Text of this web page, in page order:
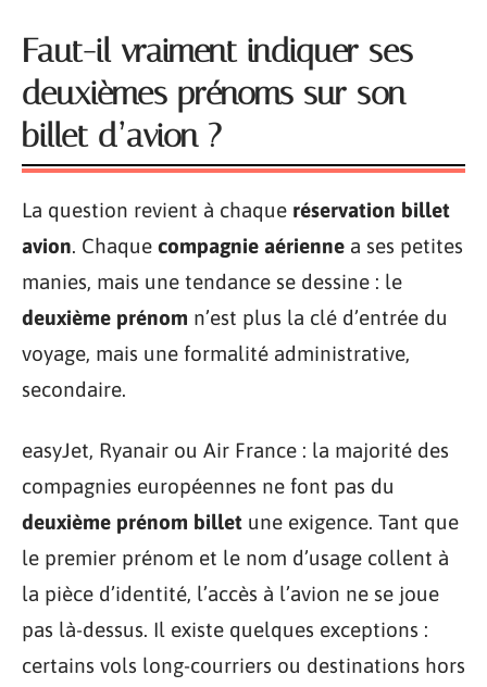
Faut-il vraiment indiquer ses
deuxièmes prénoms sur son
billet d’avion ?
La question revient à chaque réservation billet
avion. Chaque compagnie aérienne a ses petites
manies, mais une tendance se dessine : le
deuxième prénom n’est plus la clé d’entrée du
voyage, mais une formalité administrative,
secondaire.
easyJet, Ryanair ou Air France : la majorité des
compagnies européennes ne font pas du
deuxième prénom billet une exigence. Tant que
le premier prénom et le nom d’usage collent à
la pièce d’identité, l’accès à l’avion ne se joue
pas là-dessus. Il existe quelques exceptions :
certains vols long-courriers ou destinations hors